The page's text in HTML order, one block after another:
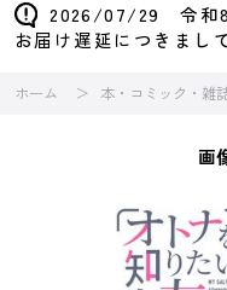
2026/07/29 令和8
お届け遅延につきまし
ホーム 本・コミック・雑
画